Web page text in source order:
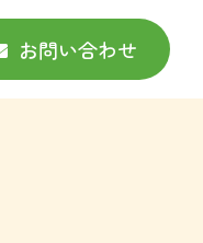
お問い合わせ